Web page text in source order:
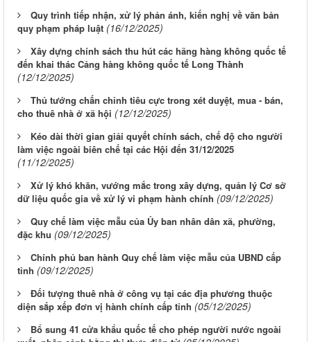
Quy trình tiếp nhận, xử lý phản ánh, kiến nghị về văn bản
quy phạm pháp luật (16/12/2025)
Xây dựng chính sách thu hút các hãng hàng không quốc tế
đến khai thác Cảng hàng không quốc tế Long Thành
(12/12/2025)
Thủ tướng chấn chỉnh tiêu cực trong xét duyệt, mua - bán,
cho thuê nhà ở xã hội (12/12/2025)
Kéo dài thời gian giải quyết chính sách, chế độ cho người
làm việc ngoài biên chế tại các Hội đến 31/12/2025
(11/12/2025)
Xử lý khó khăn, vướng mắc trong xây dựng, quản lý Cơ sở
dữ liệu quốc gia về xử lý vi phạm hành chính (09/12/2025)
Quy chế làm việc mẫu của Ủy ban nhân dân xã, phường,
đặc khu (09/12/2025)
Chính phủ ban hành Quy chế làm việc mẫu của UBND cấp
tỉnh (09/12/2025)
Đối tượng thuê nhà ở công vụ tại các địa phương thuộc
diện sắp xếp đơn vị hành chính cấp tỉnh (05/12/2025)
Bổ sung 41 cửa khẩu quốc tế cho phép người nước ngoài